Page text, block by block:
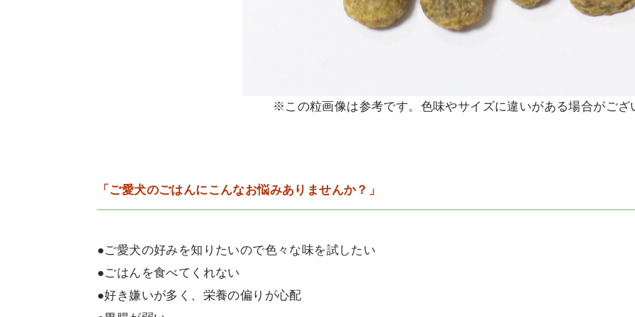
※この粒画像は参考です。色味やサイズに違いがある場合がござ
「ご愛犬のごはんにこんなお悩みありませんか？」
●ご愛犬の好みを知りたいので色々な味を試したい
●ごはんを食べてくれない
●好き嫌いが多く、栄養の偏りが心配